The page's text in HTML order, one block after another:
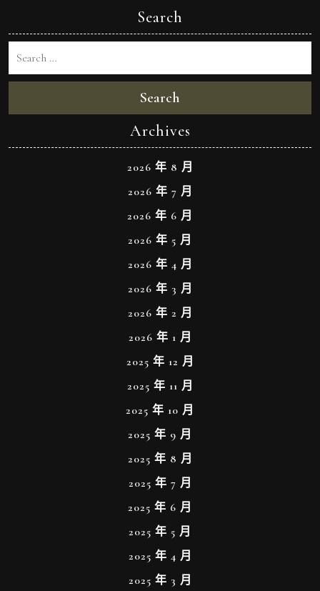
Search
Search
Archives
2026 年 8 月
2026 年 7 月
2026 年 6 月
2026 年 5 月
2026 年 4 月
2026 年 3 月
2026 年 2 月
2026 年 1 月
2025 年 12 月
2025 年 11 月
2025 年 10 月
2025 年 9 月
2025 年 8 月
2025 年 7 月
2025 年 6 月
2025 年 5 月
2025 年 4 月
2025 年 3 月